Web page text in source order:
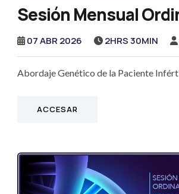
Sesión Mensual
07 ABR 2026 2HRS 30MIN
Abordaje Genético de la Paciente
ACCESAR